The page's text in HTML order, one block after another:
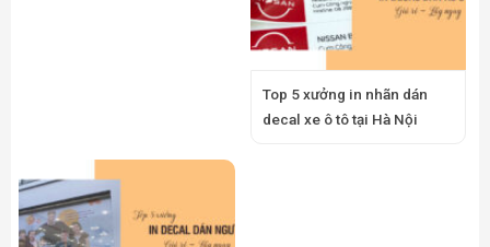
Top 5 xưởng in nhãn dán
decal xe ô tô tại Hà Nội